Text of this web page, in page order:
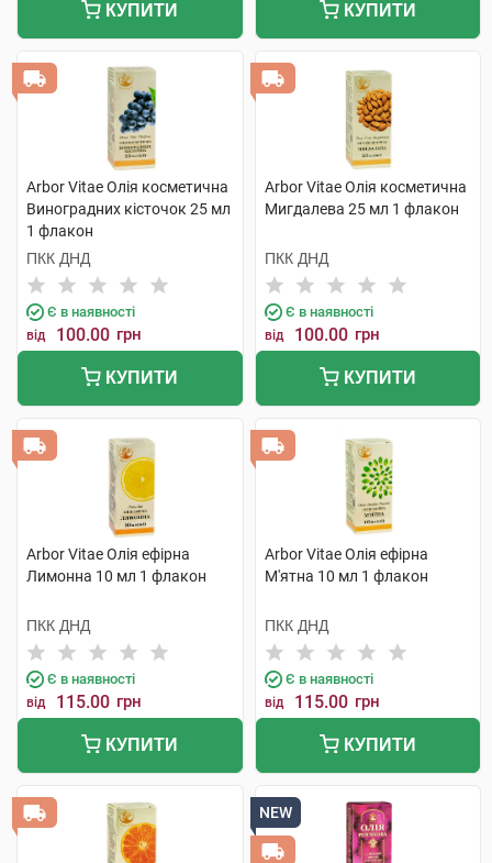
КУПИТИ КУПИТИ
Arbor Vitae Олія косметична
Виноградних кісточок 25 мл
1 флакон
ПКК ДНД
Є в наявності
від 100.00 грн
КУПИТИ
Arbor Vitae Олія косметична
Мигдалева 25 мл 1 флакон
ПКК ДНД
Є в наявності
від 100.00 грн
КУПИТИ
Arbor Vitae Олія ефірна
Лимонна 10 мл 1 флакон
ПКК ДНД
Є в наявності
від 115.00 грн
КУПИТИ
Arbor Vitae Олія ефірна
М'ятна 10 мл 1 флакон
ПКК ДНД
Є в наявності
від 115.00 грн
КУПИТИ
NEW